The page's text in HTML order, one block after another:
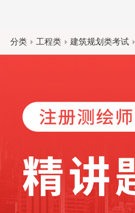
分类 工程类 建筑规划类考试